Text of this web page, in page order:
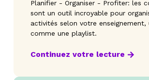
Planifier - Organiser - Profiter: les
sont un outil incroyable pour
activités selon votre enseignement,
comme une playlist.
Continuez votre lecture